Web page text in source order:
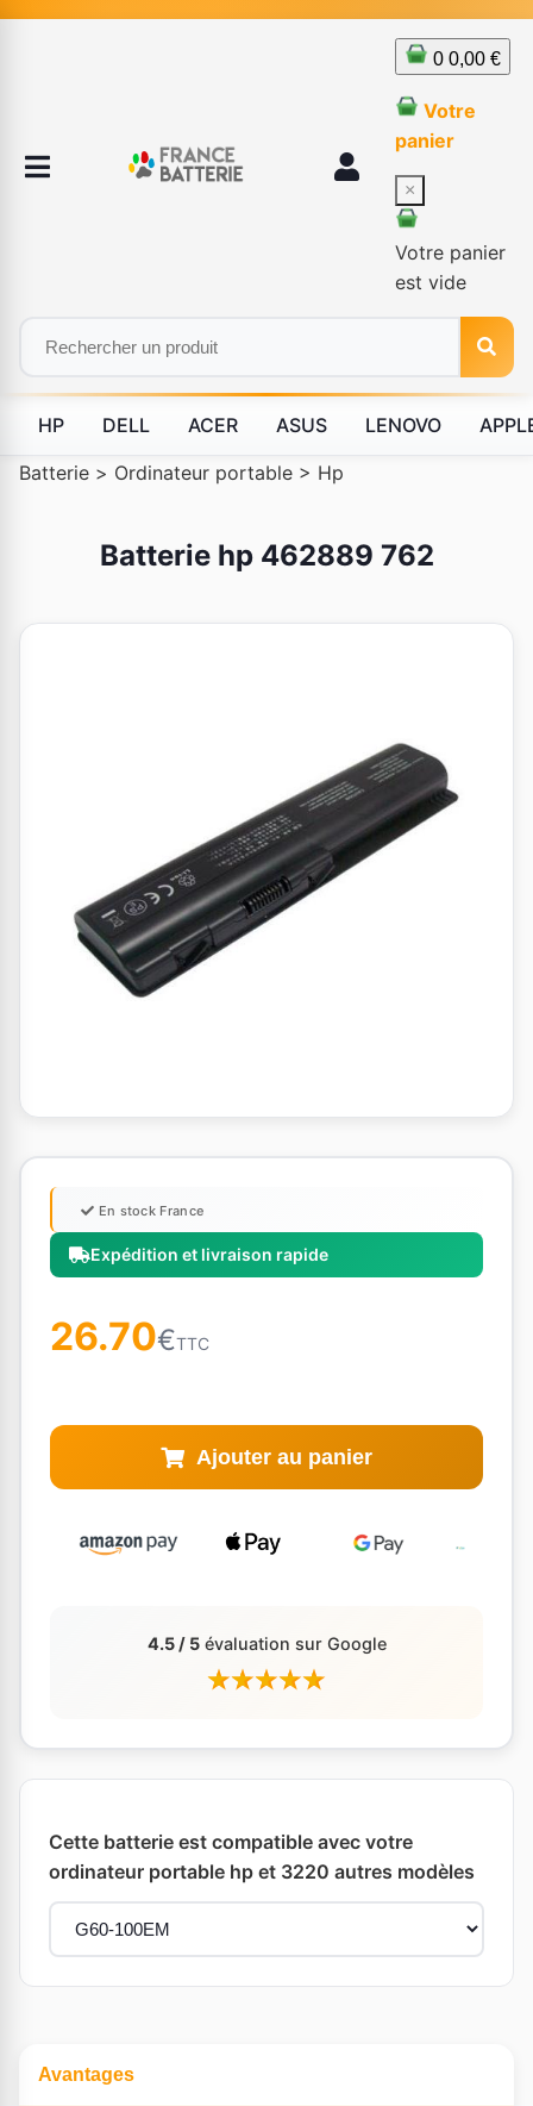
0 0,00 €
Votre
panier
×
Votre panier
est vide
HP DELL ACER ASUS LENOVO
Batterie > Ordinateur portable > Hp
Batterie hp 462889 762
Expédition et livraison rapide
En stock France
26.70€TTC
Ajouter au panier
4.5 / 5évaluation sur Google
Cette batterie est compatible avec votre
ordinateur portable hp et 3220 autres modèles
Avantages